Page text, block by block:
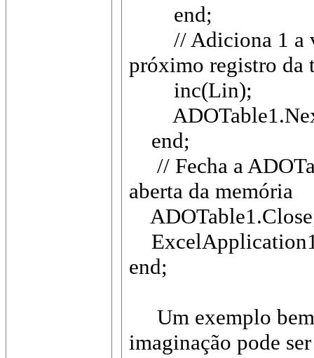
end;
// Adiciona 1 a
próximo registro da
inc(Lin);
end;
// Fecha a
aberta da memória
end;
Um exemplo bem
imaginação pode